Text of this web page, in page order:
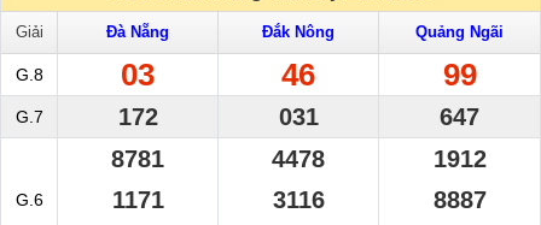
Giải Đà Nẵng Đắk Nông Quảng Ngãi
G.8 03 46 99
G.7 172 031 647
G.6
8781
1171
4478
3116
1912
8887